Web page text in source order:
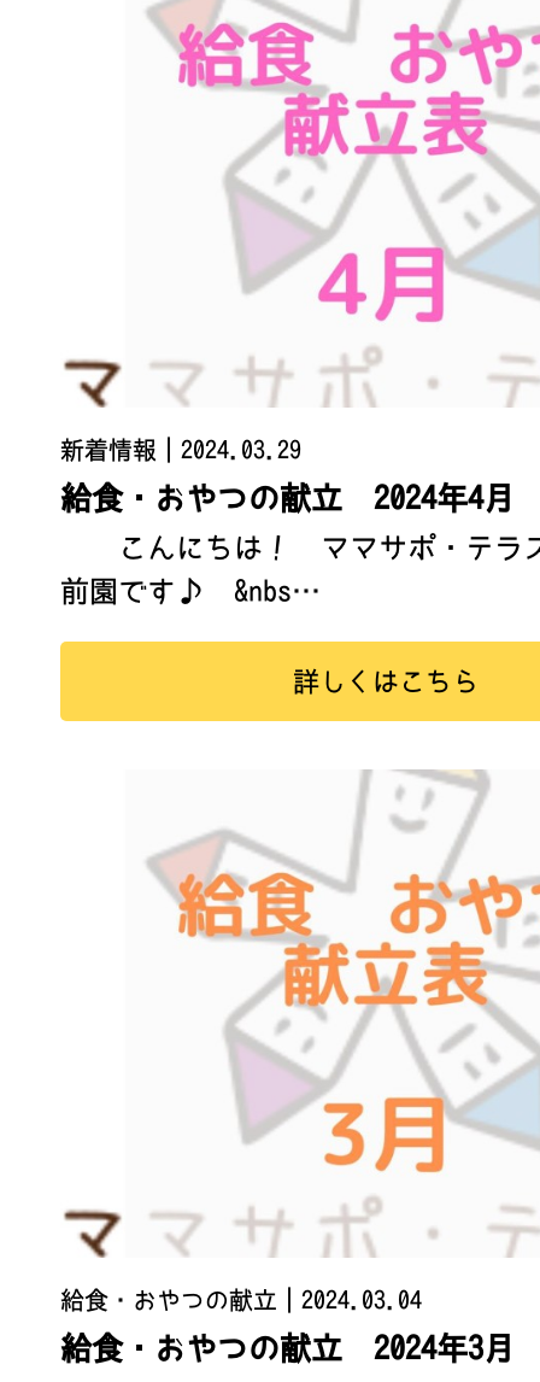
新着情報 ｜2024.03.29
給食・おやつの献立 2024年4月
こんにちは！ ママサポ・テラ
前園です♪ &nbs…
詳しくはこちら
給食・おやつの献立 ｜2024.03.04
給食・おやつの献立 2024年3月